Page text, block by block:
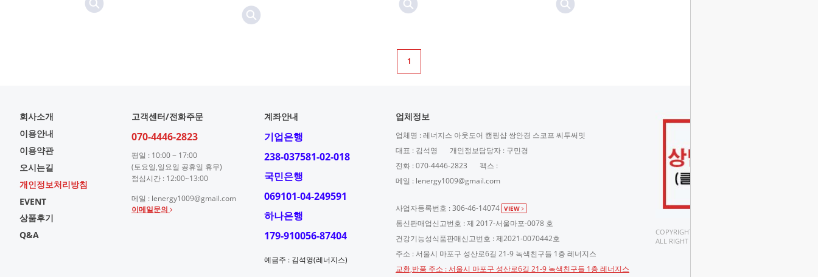
1
회사소개
이용안내
이용약관
오시는길
개인정보처리방침
EVENT
상품후기
Q&A
고객센터/전화주문
070-4446-2823
평일 : 10:00 ~ 17:00
(토요일,일요일 공휴일 휴무)
점심시간 : 12:00~13:00
메일 : lenergy1009@gmail.com
이메일문의
계좌안내
기업은행
238-037581-02-018
국민은행
069101-04-249591
하나은행
179-910056-87404
예금주 : 김석영(레너지스)
업체정보
업체명 : 레너지스 아웃도어 캠핑샵 쌍안경 스코프 씨투써밋
대표 : 김석영
개인정보담당자 : 구민경
전화 : 070-4446-2823
팩스 :
메일 : lenergy1009@gmail.com
사업자등록번호 : 306-46-14074 VIEW
통신판매업신고번호 : 제 2017-서울마포-0078 호
건강기능성식품판매신고번호 : 제2021-0070442호
주소 : 서울시 마포구 성산로6길 21-9 녹색친구들 1층 레너지스
교환,반품 주소 : 서울시 마포구 성산로6길 21-9 녹색친구들 1층 레너지스
COPYRIGHT(C).
ALL RIGHT RESERVED.